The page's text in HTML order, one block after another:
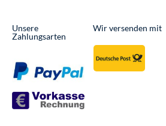
Unsere
Zahlungsarten
Wir versenden mit